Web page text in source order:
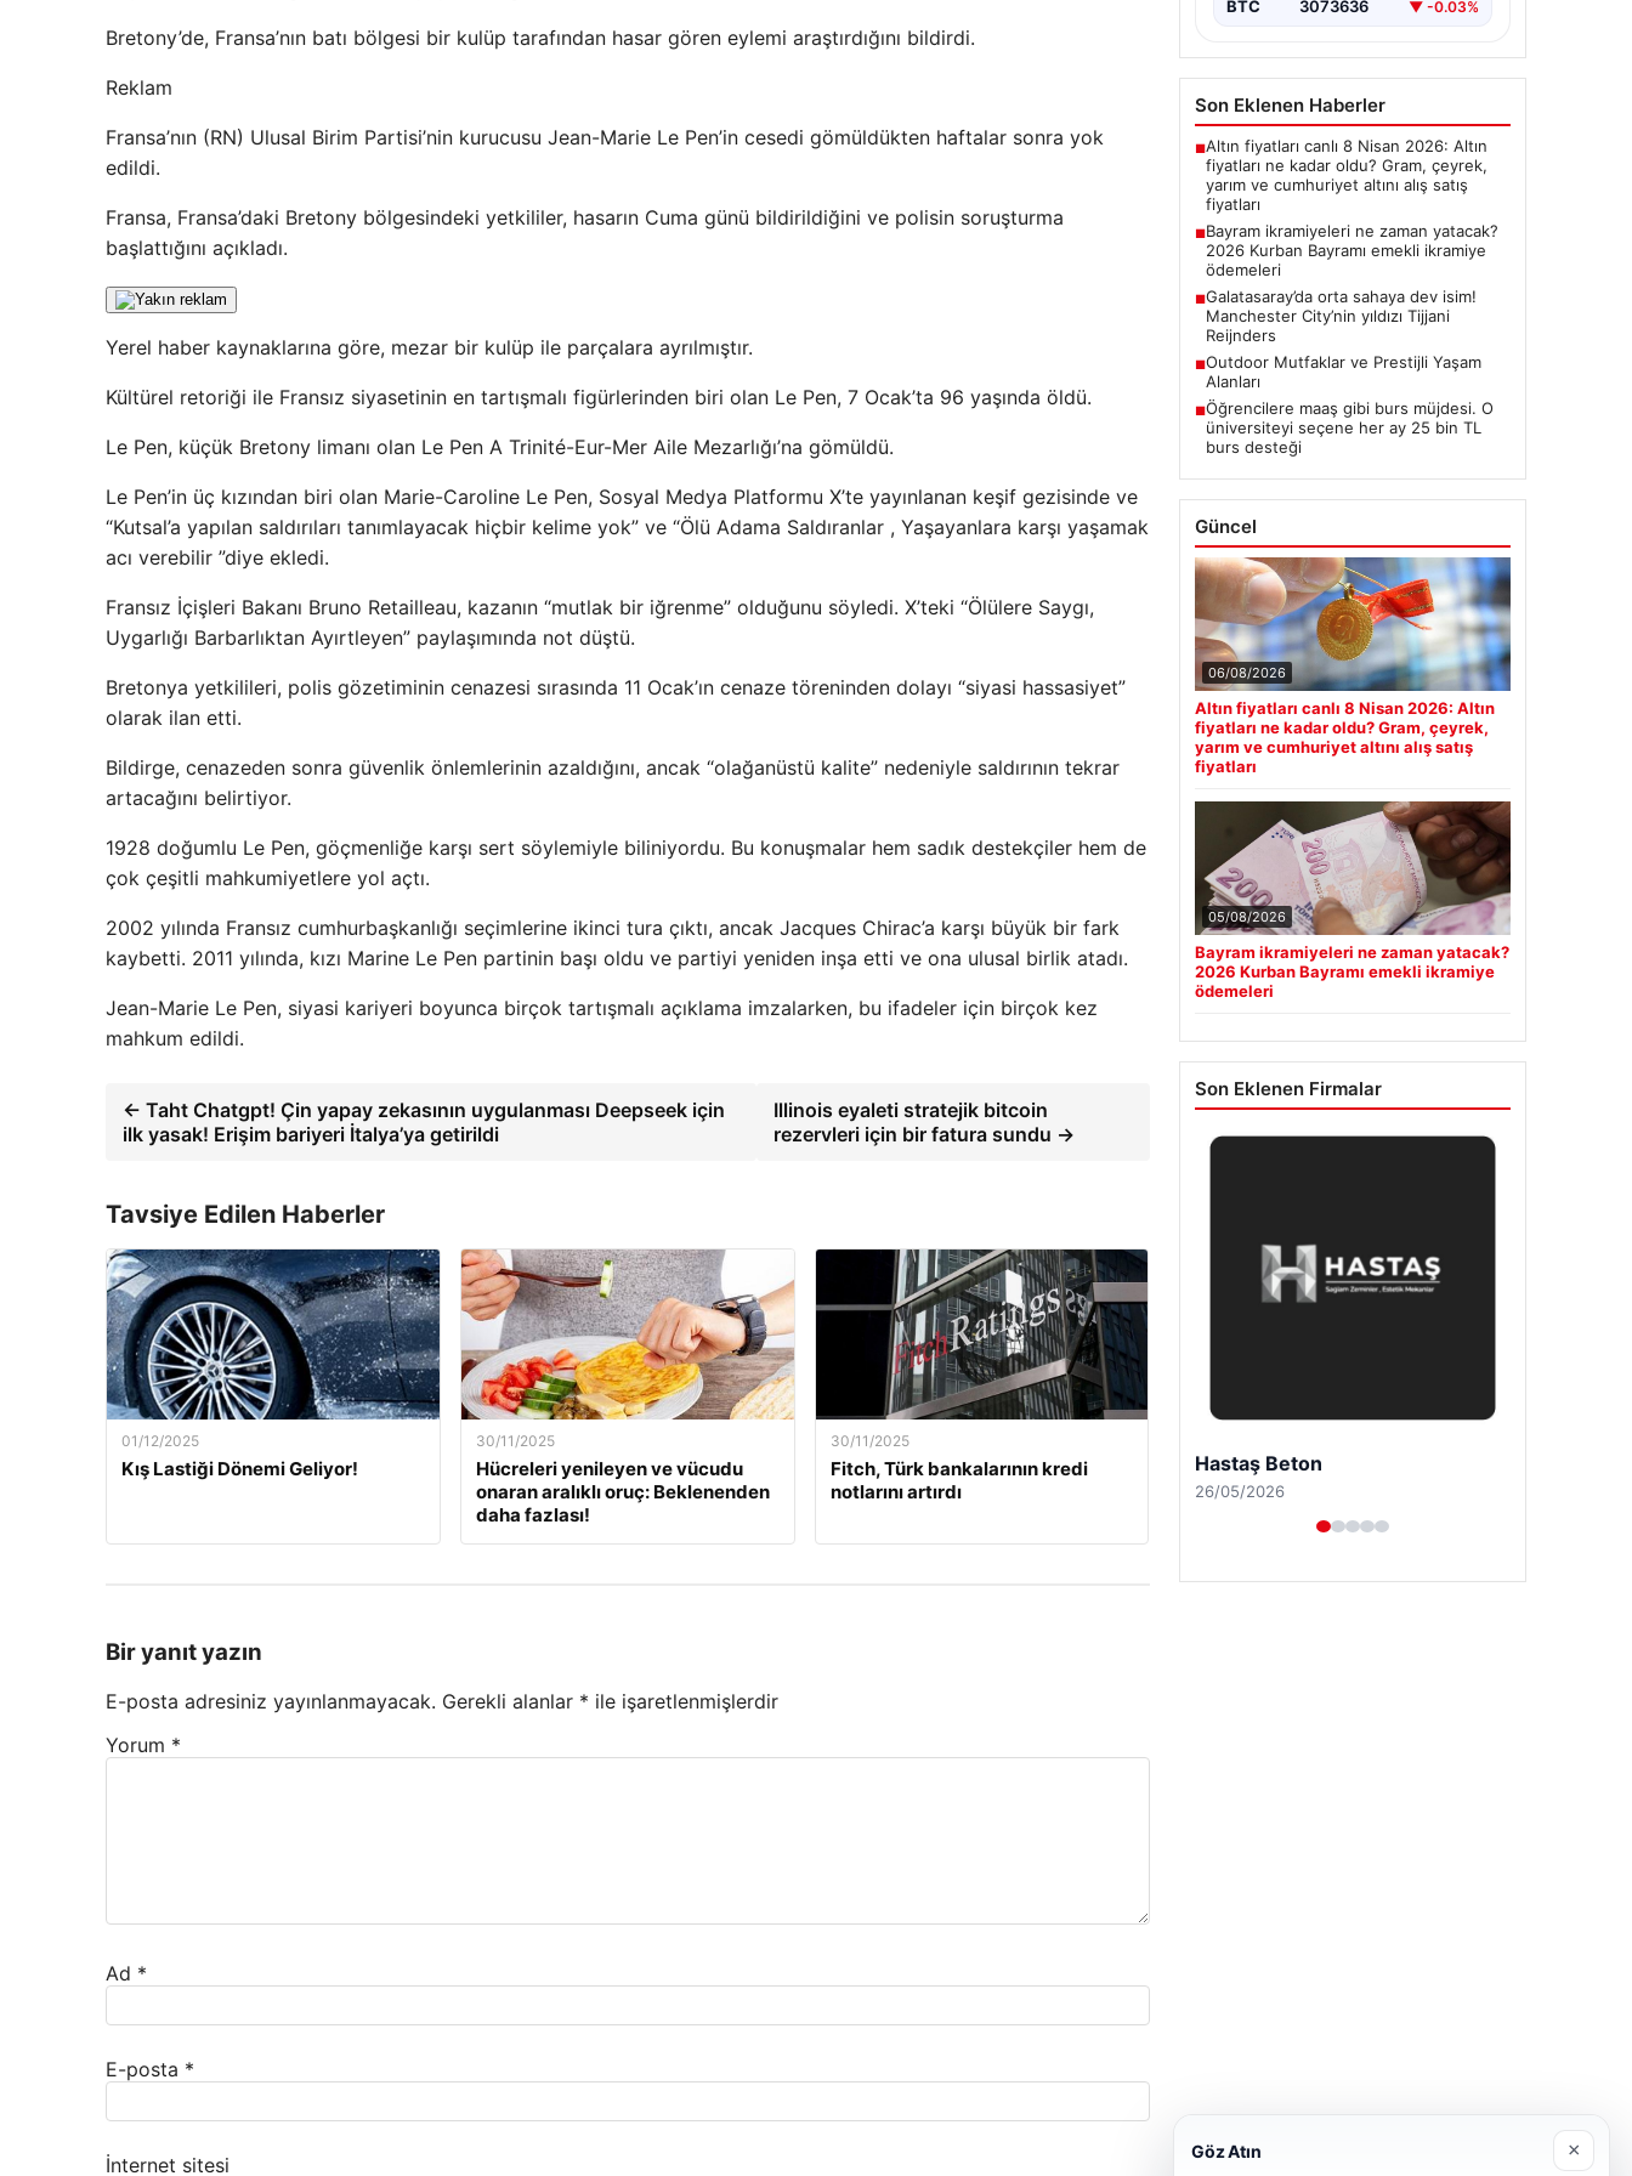
Bretony’de, Fransa’nın batı bölgesi bir kulüp tarafından hasar gören eylemi araştırdığını bildirdi.
Reklam
Fransa’nın (RN) Ulusal Birim Partisi’nin kurucusu Jean-Marie Le Pen’in cesedi gömüldükten haftalar sonra yok
edildi.
Fransa, Fransa’daki Bretony bölgesindeki yetkililer, hasarın Cuma günü bildirildiğini ve polisin soruşturma
başlattığını açıkladı.
Yerel haber kaynaklarına göre, mezar bir kulüp ile parçalara ayrılmıştır.
Kültürel retoriği ile Fransız siyasetinin en tartışmalı figürlerinden biri olan Le Pen, 7 Ocak’ta 96 yaşında öldü.
Le Pen, küçük Bretony limanı olan Le Pen A Trinité-Eur-Mer Aile Mezarlığı’na gömüldü.
Le Pen’in üç kızından biri olan Marie-Caroline Le Pen, Sosyal Medya Platformu X’te yayınlanan keşif gezisinde ve
“Kutsal’a yapılan saldırıları tanımlayacak hiçbir kelime yok” ve “Ölü Adama Saldıranlar , Yaşayanlara karşı yaşamak
acı verebilir ”diye ekledi.
Fransız İçişleri Bakanı Bruno Retailleau, kazanın “mutlak bir iğrenme” olduğunu söyledi. X’teki “Ölülere Saygı,
Uygarlığı Barbarlıktan Ayırtleyen” paylaşımında not düştü.
Bretonya yetkilileri, polis gözetiminin cenazesi sırasında 11 Ocak’ın cenaze töreninden dolayı “siyasi hassasiyet”
olarak ilan etti.
Bildirge, cenazeden sonra güvenlik önlemlerinin azaldığını, ancak “olağanüstü kalite” nedeniyle saldırının tekrar
artacağını belirtiyor.
1928 doğumlu Le Pen, göçmenliğe karşı sert söylemiyle biliniyordu. Bu konuşmalar hem sadık destekçiler hem de
çok çeşitli mahkumiyetlere yol açtı.
2002 yılında Fransız cumhurbaşkanlığı seçimlerine ikinci tura çıktı, ancak Jacques Chirac’a karşı büyük bir fark
kaybetti. 2011 yılında, kızı Marine Le Pen partinin başı oldu ve partiyi yeniden inşa etti ve ona ulusal birlik atadı.
Jean-Marie Le Pen, siyasi kariyeri boyunca birçok tartışmalı açıklama imzalarken, bu ifadeler için birçok kez
mahkum edildi.
← Taht Chatgpt! Çin yapay zekasının uygulanması Deepseek için
ilk yasak! Erişim bariyeri İtalya’ya getirildi
Illinois eyaleti stratejik bitcoin
rezervleri için bir fatura sundu →
Tavsiye Edilen Haberler
01/12/2025
Kış Lastiği Dönemi Geliyor!
30/11/2025
Hücreleri yenileyen ve vücudu
onaran aralıklı oruç: Beklenenden
daha fazlası!
30/11/2025
Fitch, Türk bankalarının kredi
notlarını artırdı
Bir yanıt yazın
E-posta adresiniz yayınlanmayacak. Gerekli alanlar * ile işaretlenmişlerdir
Yorum *
Ad *
E-posta *
İnternet sitesi
BTC 3073636 ▼ -0.03%
Son Eklenen Haberler
■Altın fiyatları canlı 8 Nisan 2026: Altın
fiyatları ne kadar oldu? Gram, çeyrek,
yarım ve cumhuriyet altını alış satış
fiyatları
■Bayram ikramiyeleri ne zaman yatacak?
2026 Kurban Bayramı emekli ikramiye
ödemeleri
■Galatasaray’da orta sahaya dev isim!
Manchester City’nin yıldızı Tijjani
Reijnders
■Outdoor Mutfaklar ve Prestijli Yaşam
Alanları
■Öğrencilere maaş gibi burs müjdesi. O
üniversiteyi seçene her ay 25 bin TL
burs desteği
Güncel
06/08/2026
Altın fiyatları canlı 8 Nisan 2026: Altın
fiyatları ne kadar oldu? Gram, çeyrek,
yarım ve cumhuriyet altını alış satış
fiyatları
05/08/2026
Bayram ikramiyeleri ne zaman yatacak?
2026 Kurban Bayramı emekli ikramiye
ödemeleri
Son Eklenen Firmalar
Prenses Night Club
29/04/2026
Göz Atın ×